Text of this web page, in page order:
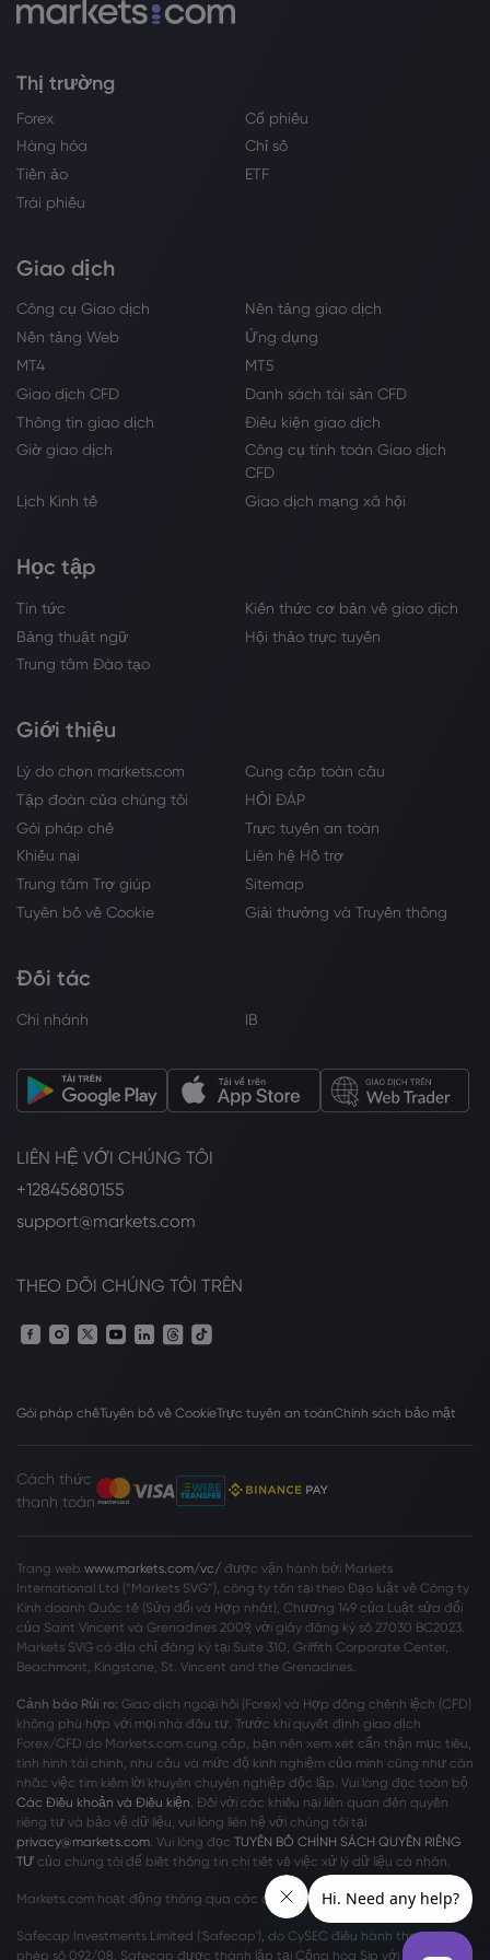
Thị trường
Forex
Cổ phiếu
Hàng hóa
Chỉ số
Tiền ảo
ETF
Trái phiếu
Giao dịch
Công cụ Giao dịch
Nền tảng giao dịch
Nền tảng Web
Ứng dụng
MT4
MT5
Giao dịch CFD
Danh sách tài sản CFD
Thông tin giao dịch
Điều kiện giao dịch
Giờ giao dịch
Công cụ tính toán Giao dịch
CFD
Lịch Kinh tế
Giao dịch mạng xã hội
Học tập
Tin tức
Kiến thức cơ bản về giao dịch
Bảng thuật ngữ
Hội thảo trực tuyến
Trung tâm Đào tạo
Giới thiệu
Lý do chọn markets.com
Cung cấp toàn cầu
Tập đoàn của chúng tôi
HỎI ĐÁP
Gói pháp chế
Trực tuyến an toàn
Khiếu nại
Liên hệ Hỗ trợ
Trung tâm Trợ giúp
Sitemap
Tuyên bố về Cookie
Giải thưởng và Truyền thông
Đối tác
Chi nhánh IB
LIÊN HỆ VỚI CHÚNG TÔI
+12845680155
support@markets.com
THEO DÕI CHÚNG TÔI TRÊN
Gói pháp chếTuyên bố về CookieTrực tuyến an toànChính sách bảo mật
Cách thức
thanh toán
Trang web www.markets.com/vc/ được vận hành bởi Markets
International Ltd (“Markets SVG”), công ty tồn tại theo Đạo luật về Công ty
Kinh doanh Quốc tế (Sửa đổi và Hợp nhất), Chương 149 của Luật sửa đổi
của Saint Vincent và Grenadines 2009, với giấy đăng ký số 27030 BC2023.
Markets SVG có địa chỉ đăng ký tại Suite 310, Griffith Corporate Center,
Beachmont, Kingstone, St. Vincent and the Grenadines.
Cảnh báo Rủi ro: Giao dịch ngoại hối (Forex) và Hợp đồng chênh lệch (CFD)
không phù hợp với mọi nhà đầu tư. Trước khi quyết định giao dịch
Forex/CFD do Markets.com cung cấp, bạn nên xem xét cẩn thận mục tiêu,
tình hình tài chính, nhu cầu và mức độ kinh nghiệm của mình cũng như cân
nhắc việc tìm kiếm lời khuyên chuyên nghiệp độc lập. Vui lòng đọc toàn bộ
Các Điều khoản và Điều kiện. Đối với các khiếu nại liên quan đến quyền
riêng tư và bảo vệ dữ liệu, vui lòng liên hệ với chúng tôi tại
privacy@markets.com. Vui lòng đọc TUYÊN BỐ CHÍNH SÁCH QUYỀN RIÊNG
TƯ của chúng tôi để biết thông tin chi tiết về việc xử lý dữ liệu cá nhân.
Markets.com hoạt động thông qua các chi nhánh sau:
Safecap Investments Limited ('Safecap'), do CySEC điều hành theo giấy
phép số 092/08. Safecap được thành lập tại Cộng hòa Síp với số công ty